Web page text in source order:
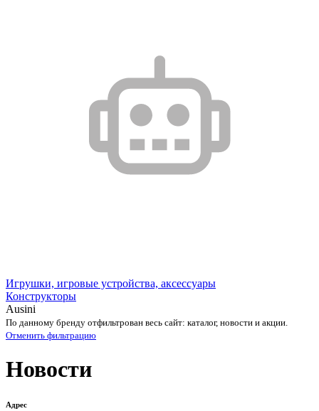
Игрушки, игровые устройства, аксессуары
Конструкторы
Ausini
По данному бренду отфильтрован весь сайт: каталог, новости и акции.
Отменить фильтрацию
Новости
Адрес